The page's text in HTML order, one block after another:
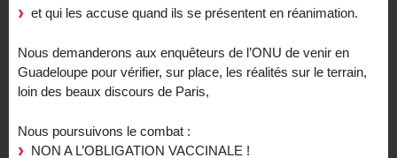
et qui les accuse quand ils se présentent en réanimation.
Nous demanderons aux enquêteurs de l’ONU de venir en
Guadeloupe pour vérifier, sur place, les réalités sur le terrain,
loin des beaux discours de Paris,
Nous poursuivons le combat :
NON A L’OBLIGATION VACCINALE !